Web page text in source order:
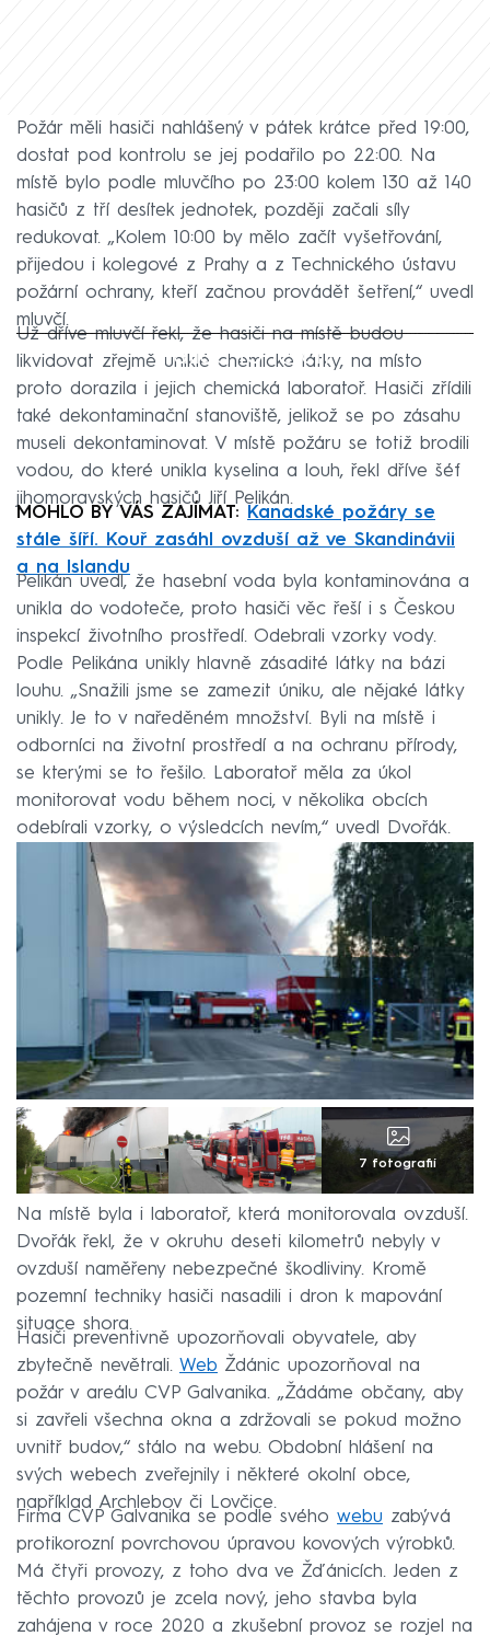
Požár měli hasiči nahlášený v pátek krátce před 19:00,
dostat pod kontrolu se jej podařilo po 22:00. Na
místě bylo podle mluvčího po 23:00 kolem 130 až 140
hasičů z tří desítek jednotek, později začali síly
redukovat. „Kolem 10:00 by mělo začít vyšetřování,
přijedou i kolegové z Prahy a z Technického ústavu
požární ochrany, kteří začnou provádět šetření,“ uvedl
mluvčí.
Failed to fetch
Už dříve mluvčí řekl, že hasiči na místě budou
likvidovat zřejmě uniklé chemické látky, na místo
proto dorazila i jejich chemická laboratoř. Hasiči zřídili
také dekontaminační stanoviště, jelikož se po zásahu
museli dekontaminovat. V místě požáru se totiž brodili
vodou, do které unikla kyselina a louh, řekl dříve šéf
jihomoravských hasičů Jiří Pelikán.
MOHLO BY VÁS ZAJÍMAT:
Kanadské požáry se
stále šíří. Kouř zasáhl ovzduší až ve Skandinávii
a na Islandu
Pelikán uvedl, že hasební voda byla kontaminována a
unikla do vodoteče, proto hasiči věc řeší i s Českou
inspekcí životního prostředí. Odebrali vzorky vody.
Podle Pelikána unikly hlavně zásadité látky na bázi
louhu. „Snažili jsme se zamezit úniku, ale nějaké látky
unikly. Je to v naředěném množství. Byli na místě i
odborníci na životní prostředí a na ochranu přírody,
se kterými se to řešilo. Laboratoř měla za úkol
monitorovat vodu během noci, v několika obcích
odebírali vzorky, o výsledcích nevím,“ uvedl Dvořák.
7 fotografií
Na místě byla i laboratoř, která monitorovala ovzduší.
Dvořák řekl, že v okruhu deseti kilometrů nebyly v
ovzduší naměřeny nebezpečné škodliviny. Kromě
pozemní techniky hasiči nasadili i dron k mapování
situace shora.
Hasiči preventivně upozorňovali obyvatele, aby
zbytečně nevětrali. Web Ždánic upozorňoval na
požár v areálu CVP Galvanika. „Žádáme občany, aby
si zavřeli všechna okna a zdržovali se pokud možno
uvnitř budov,“ stálo na webu. Obdobní hlášení na
svých webech zveřejnily i některé okolní obce,
například Archlebov či Lovčice.
Firma CVP Galvanika se podle svého webu zabývá
protikorozní povrchovou úpravou kovových výrobků.
Má čtyři provozy, z toho dva ve Žďánicích. Jeden z
těchto provozů je zcela nový, jeho stavba byla
zahájena v roce 2020 a zkušební provoz se rozjel na